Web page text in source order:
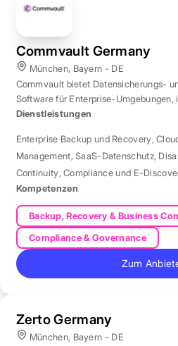
Commvault Germany
München, Bayern - DE
Commvault bietet Datensicherungs-
Software für Enterprise-Umgebungen,
durch eine Niederlassung in München.
Dienstleistungen
Enterprise Backup und Recovery,
Management,SaaS-Datenschutz,
Continuity,Compliance und E-
Kompetenzen
Backup, Recovery & Business
Compliance & Governance
Zum
Zerto Germany
München, Bayern - DE